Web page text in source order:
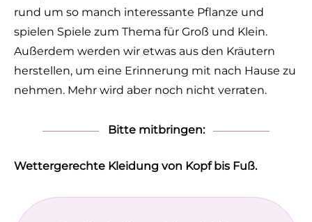
rund um so manch interessante Pflanze und
spielen Spiele zum Thema für Groß und Klein.
Außerdem werden wir etwas aus den Kräutern
herstellen, um eine Erinnerung mit nach Hause zu
nehmen. Mehr wird aber noch nicht verraten.
Bitte mitbringen:
Wettergerechte Kleidung von Kopf bis Fuß.